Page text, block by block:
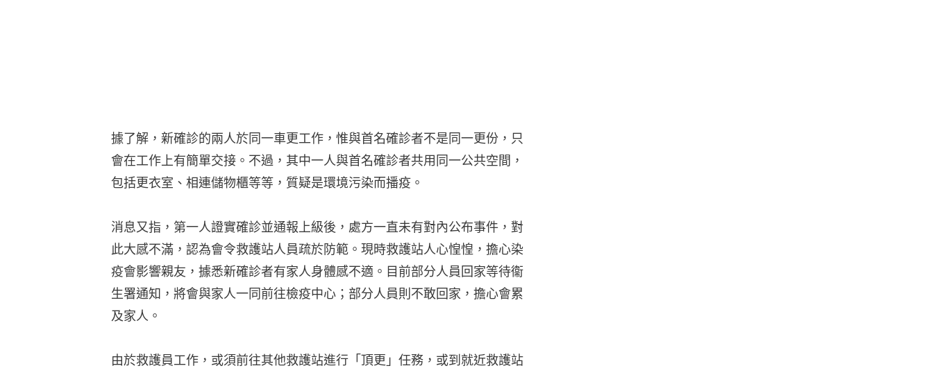
據了解，新確診的兩人於同一車更工作，惟與首名確診者不是同一更份，只
會在工作上有簡單交接。不過，其中一人與首名確診者共用同一公共空間，
包括更衣室、相連儲物櫃等等，質疑是環境污染而播疫。
消息又指，第一人證實確診並通報上級後，處方一直未有對內公布事件，對
此大感不滿，認為會令救護站人員疏於防範。現時救護站人心惶惶，擔心染
疫會影響親友，據悉新確診者有家人身體感不適。目前部分人員回家等待衞
生署通知，將會與家人一同前往檢疫中心；部分人員則不敢回家，擔心會累
及家人。
由於救護員工作，或須前往其他救護站進行「頂更」任務，或到就近救護站